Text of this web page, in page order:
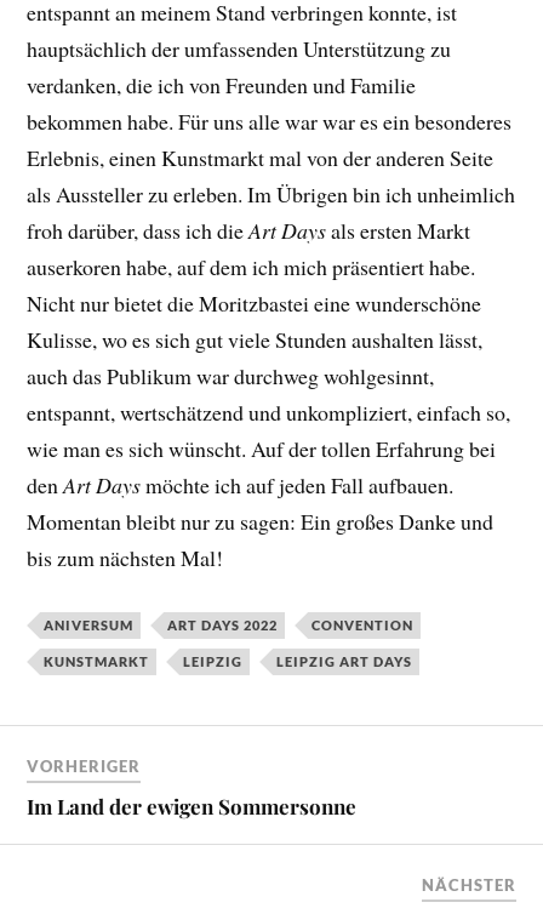
entspannt an meinem Stand verbringen konnte, ist
hauptsächlich der umfassenden Unterstützung zu
verdanken, die ich von Freunden und Familie
bekommen habe. Für uns alle war war es ein besonderes
Erlebnis, einen Kunstmarkt mal von der anderen Seite
als Aussteller zu erleben. Im Übrigen bin ich unheimlich
froh darüber, dass ich dieArt Daysals ersten Markt
auserkoren habe, auf dem ich mich präsentiert habe.
Nicht nur bietet die Moritzbastei eine wunderschöne
Kulisse, wo es sich gut viele Stunden aushalten lässt,
auch das Publikum war durchweg wohlgesinnt,
entspannt, wertschätzend und unkompliziert, einfach so,
wie man es sich wünscht. Auf der tollen Erfahrung bei
denArt Daysmöchte ich auf jeden Fall aufbauen.
Momentan bleibt nur zu sagen: Ein großes Danke und
bis zum nächsten Mal!
ANIVERSUM ART DAYS 2022 CONVENTION
KUNSTMARKT LEIPZIG LEIPZIG ART DAYS
VORHERIGER
Im Land der ewigen Sommersonne
NÄCHSTER